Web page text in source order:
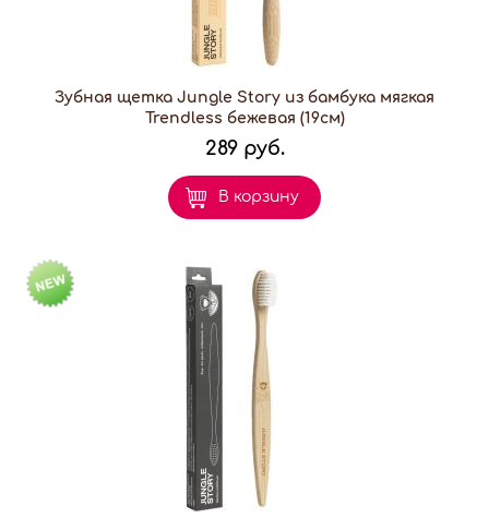
Зубная щетка Jungle Story из бамбука мягкая
Trendless бежевая (19см)
289 руб.
В корзину